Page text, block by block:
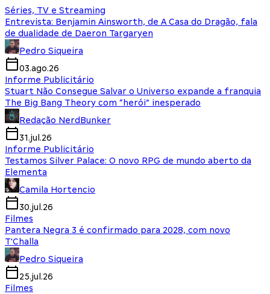
Séries, TV e Streaming
Entrevista: Benjamin Ainsworth, de A Casa do Dragão, fala
de dualidade de Daeron Targaryen
Pedro Siqueira
03.ago.26
Informe Publicitário
Stuart Não Consegue Salvar o Universo expande a franquia
The Big Bang Theory com “herói” inesperado
Redação NerdBunker
31.jul.26
Informe Publicitário
Testamos Silver Palace: O novo RPG de mundo aberto da
Elementa
Camila Hortencio
30.jul.26
Filmes
Pantera Negra 3 é confirmado para 2028, com novo
T'Challa
Pedro Siqueira
25.jul.26
Filmes